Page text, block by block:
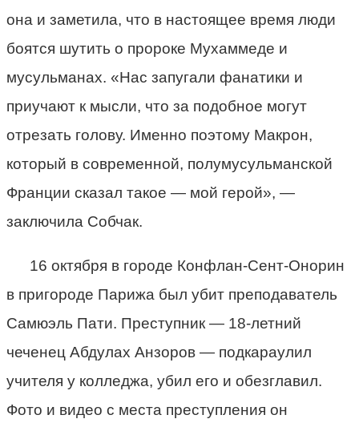
она и заметила, что в настоящее время люди
боятся шутить о пророке Мухаммеде и
мусульманах. «Нас запугали фанатики и
приучают к мысли, что за подобное могут
отрезать голову. Именно поэтому Макрон,
который в современной, полумусульманской
Франции сказал такое — мой герой», —
заключила Собчак.
16 октября в городе Конфлан-Сент-Онорин
в пригороде Парижа был убит преподаватель
Самюэль Пати. Преступник — 18-летний
чеченец Абдулах Анзоров — подкараулил
учителя у колледжа, убил его и обезглавил.
Фото и видео с места преступления он